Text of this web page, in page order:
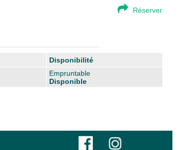
Réserver
Disponibilité
Empruntable
Disponible